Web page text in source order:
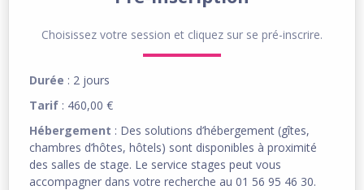
Choisissez votre session et cliquez sur se pré-inscrire.
Durée : 2 jours
Tarif : 460,00 €
Hébergement : Des solutions d’hébergement (gîtes,
chambres d’hôtes, hôtels) sont disponibles à proximité
des salles de stage. Le service stages peut vous
accompagner dans votre recherche au 01 56 95 46 30.